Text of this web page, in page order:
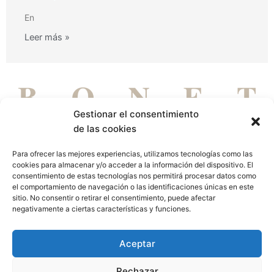
Gestionar el consentimiento
de las cookies
Para ofrecer las mejores experiencias, utilizamos tecnologías como las
cookies para almacenar y/o acceder a la información del dispositivo. El
consentimiento de estas tecnologías nos permitirá procesar datos como
el comportamiento de navegación o las identificaciones únicas en este
sitio. No consentir o retirar el consentimiento, puede afectar
negativamente a ciertas características y funciones.
Aceptar
En
Leer más »
DE PERSONAS PARA PERSONAS
Aviso legal Política de privacidad Política de cookies
i